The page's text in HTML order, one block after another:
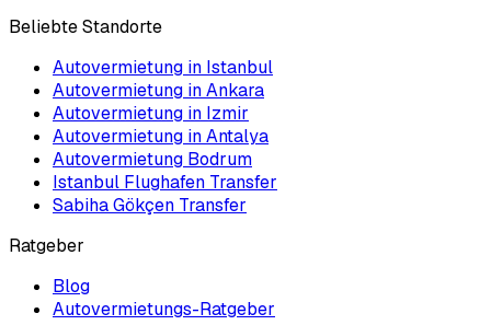
Beliebte Standorte
Autovermietung in Istanbul
Autovermietung in Ankara
Autovermietung in Izmir
Autovermietung in Antalya
Autovermietung Bodrum
Istanbul Flughafen Transfer
Sabiha Gökçen Transfer
Ratgeber
Blog
Autovermietungs-Ratgeber